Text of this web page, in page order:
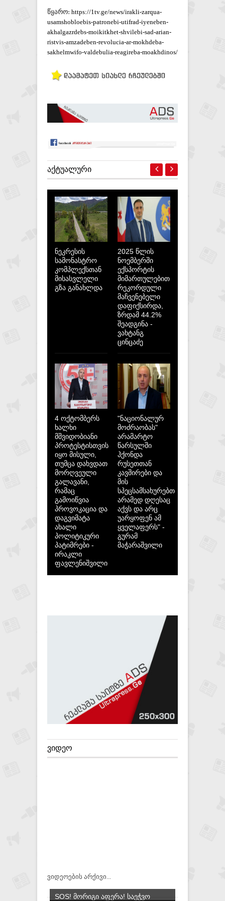
წყარო: https://1tv.ge/news/irakli-zarqua-
usamshobloebis-patronebi-utifrad-iyeneben-
akhalgazrdebs-moikitkhet-shvilebi-sad-arian-
ristvis-amzadeben-revolucia-ar-mokhdeba-
sakhelmwifo-valdebulia-reagireba-moakhdinos/
ᲐᲥᲢᲣᲐᲚᲣᲠᲘ
ნეკრესის
სამონასტრო
კომპლექსთან
მისასვლელი
გზა განახლდა
2025 წლის
ნოემბერში
ექსპორტის
მიმართულებით
რეკორდული
მაჩვენებელი
დაფიქსირდა,
ზრდამ 44.2%
შეადგინა -
ვახტანგ
ცინცაძე
4 ოქტომბერს
ხალხი
მშვიდობიანი
პროტესტისთვის
იყო მისული,
თუმცა დახვდათ
მორღვეული
გალავანი,
რამაც
გამოიწვია
პროვოკაცია და
დაგვიმატა
ახალი
პოლიტიკური
პატიმრები -
ირაკლი
ფავლენიშვილი
"ნაციონალურ
მოძრაობას"
არამარტო
წარსულში
ჰქონდა
რუსეთთან
კავშირები და
მის
სპეცსამსახურებთან,
არამედ დღესაც
აქვს და არც
უარყოფენ ამ
ყველაფერს" -
გურამ
მაჭარაშვილი
ᲕᲘᲓᲔᲝ
ვიდეოების არქივი...
SOS! ᲛᲝᲠᲘᲒᲘ ᲐᲤᲔᲠᲐ! ᲡᲐᲔᲭᲕᲝ